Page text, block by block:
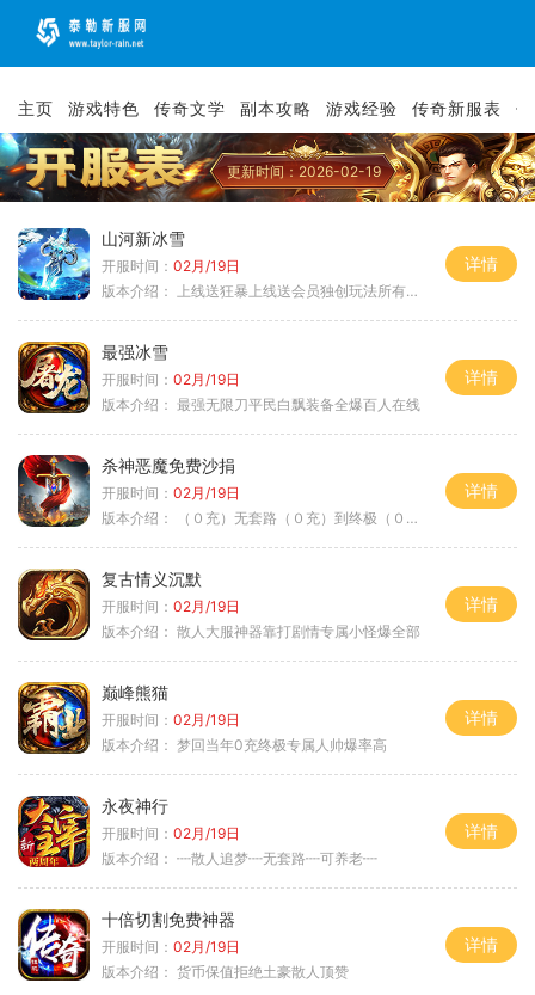
主页 游戏特色 传奇文学 副本攻略 游戏经验 传奇新服表
更新时间：2026-02-19
山河新冰雪
开服时间： 02月/19日
版本介绍：
上线送狂暴上线送会员独创玩法所有装备靠
详情
最强冰雪
开服时间： 02月/19日
版本介绍： 最强无限刀平民白飘装备全爆百人在线
详情
杀神恶魔免费沙捐
开服时间： 02月/19日
版本介绍：
（０充）无套路（０充）到终极（０充）爽
详情
复古情义沉默
开服时间： 02月/19日
版本介绍： 散人大服神器靠打剧情专属小怪爆全部
详情
巅峰熊猫
开服时间： 02月/19日
版本介绍： 梦回当年0充终极专属人帅爆率高
详情
永夜神行
开服时间： 02月/19日
版本介绍： ┉散人追梦┉无套路┉可养老┉
详情
十倍切割免费神器
开服时间： 02月/19日
版本介绍： 货币保值拒绝土豪散人顶赞
详情